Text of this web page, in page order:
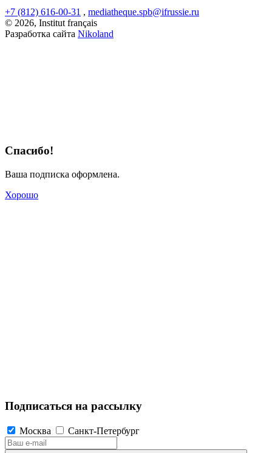
+7 (812) 616-00-31 , mediatheque.spb@ifrussie.ru
© 2026, Institut français
Разработка сайта Nikoland
Спасибо!
Ваша подписка оформлена.
Хорошо
Подписаться на рассылку
Москва Санкт-Петербург